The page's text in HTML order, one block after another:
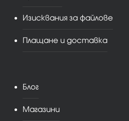
Изисквания за файлове
Плащане и доставка
Блог
Магазини